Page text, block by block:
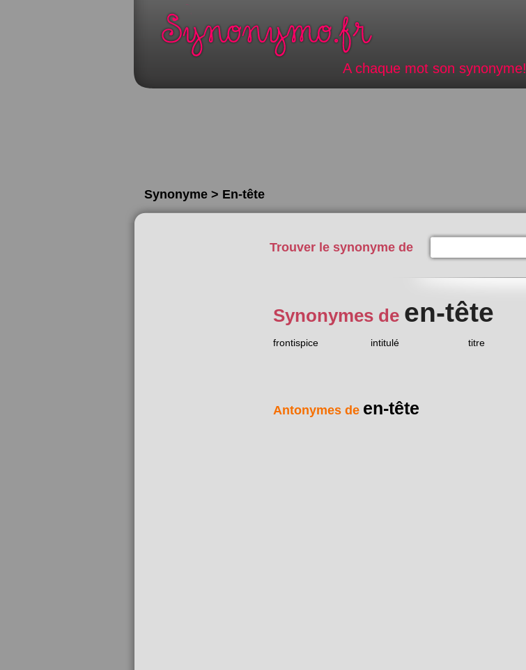
A chaque mot son synonyme!
Synonyme > En-tête
Trouver le synonyme de
Synonymes de en-tête
frontispice intitulé titre
Antonymes de en-tête